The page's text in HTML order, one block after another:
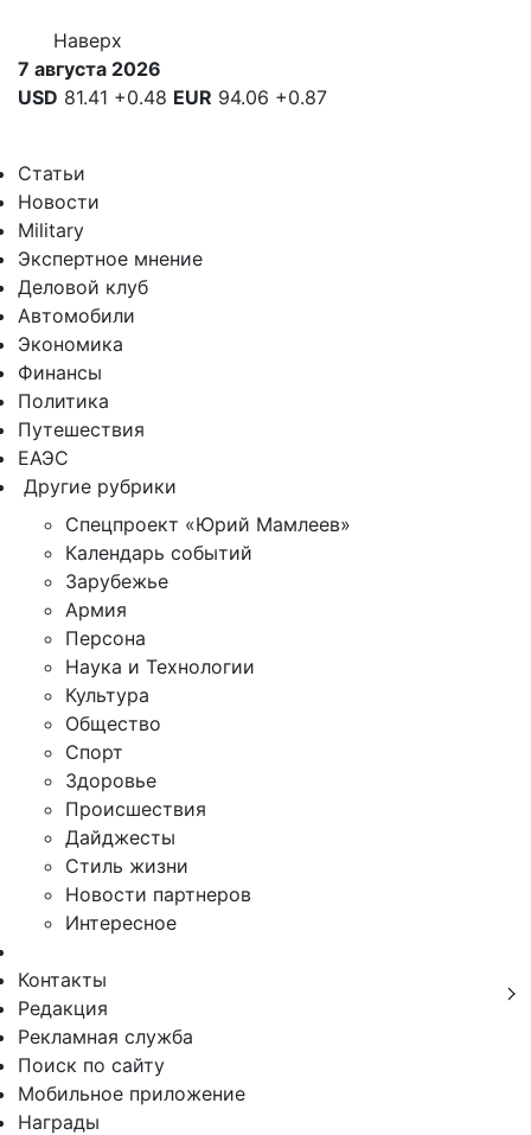
Наверх
7 августа 2026
USD 81.41 +0.48 EUR 94.06 +0.87
Статьи
Новости
Military
Экспертное мнение
Деловой клуб
Автомобили
Экономика
Финансы
Политика
Путешествия
ЕАЭС
Другие рубрики
Спецпроект «Юрий Мамлеев»
Календарь событий
Зарубежье
Армия
Персона
Наука и Технологии
Культура
Общество
Спорт
Здоровье
Происшествия
Дайджесты
Стиль жизни
Новости партнеров
Интересное
Контакты
Редакция
Рекламная служба
Поиск по сайту
Мобильное приложение
Награды